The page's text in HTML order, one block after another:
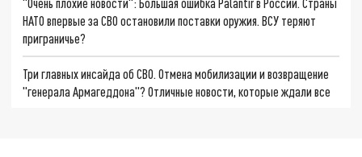
НАТО впервые за СВО остановили поставки оружия. ВСУ теряют
приграничье?
Три главных инсайда об СВО. Отмена мобилизации и возвращение
"генерала Армагеддона"? Отличные новости, которые ждали все